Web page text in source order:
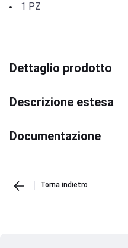
1 PZ
Dettaglio prodotto
Descrizione estesa
Documentazione
Torna indietro